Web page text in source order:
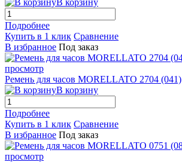
Подробнее
Купить в 1 клик Сравнение
В избранное Под заказ
просмотр
Ремень для часов MORELLATO 2704 (041)
В корзину
Подробнее
Купить в 1 клик Сравнение
В избранное Под заказ
просмотр